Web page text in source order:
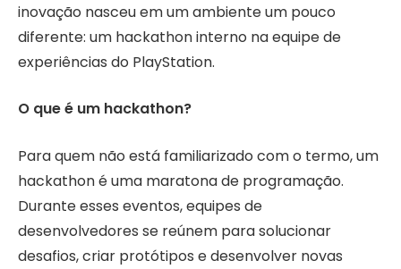
inovação nasceu em um ambiente um pouco
diferente: um hackathon interno na equipe de
experiências do PlayStation.
O que é um hackathon?
Para quem não está familiarizado com o termo, um
hackathon é uma maratona de programação.
Durante esses eventos, equipes de
desenvolvedores se reúnem para solucionar
desafios, criar protótipos e desenvolver novas